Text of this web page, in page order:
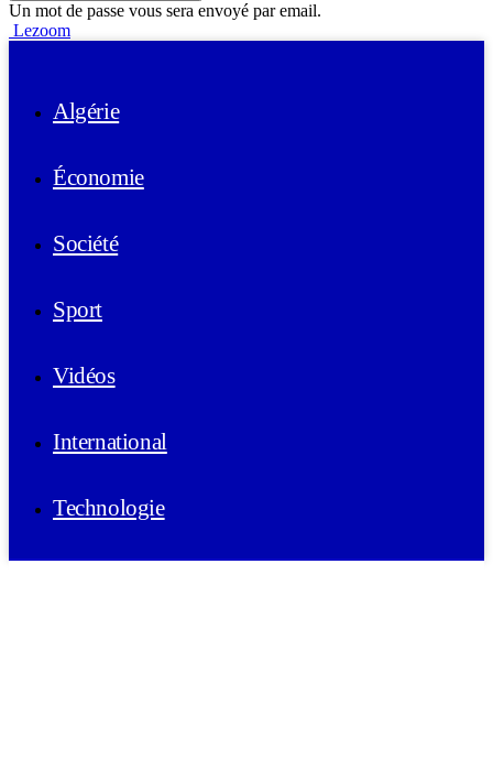
Un mot de passe vous sera envoyé par email.
Lezoom
Algérie
Économie
Société
Sport
Vidéos
International
Technologie